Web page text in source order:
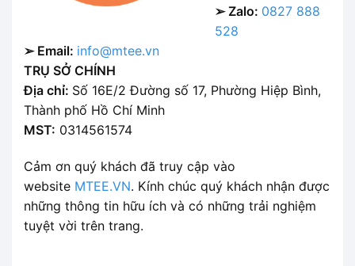
➢ Zalo: 0827 888
528
➢ Email: info@mtee.vn
TRỤ SỞ CHÍNH
Địa chỉ: Số 16E/2 Đường số 17, Phường Hiệp Bình,
Thành phố Hồ Chí Minh
MST: 0314561574
Cảm ơn quý khách đã truy cập vào
website MTEE.VN. Kính chúc quý khách nhận được
những thông tin hữu ích và có những trải nghiệm
tuyệt vời trên trang.